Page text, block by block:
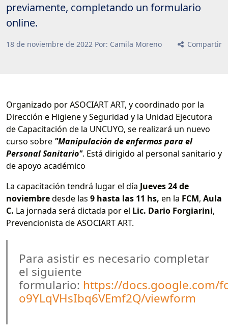
previamente, completando un formulario
online.
18 de noviembre de 2022 Por: Camila Moreno Compartir
Organizado por ASOCIART ART, y coordinado por la
Dirección e Higiene y Seguridad y la Unidad Ejecutora
de Capacitación de la UNCUYO, se realizará un nuevo
curso sobre "Manipulación de enfermos para el
Personal Sanitario". Está dirigido al personal sanitario y
de apoyo académico
La capacitación tendrá lugar el día Jueves 24 de
noviembredesde las 9 hasta las 11 hs, en la FCM, Aula
C. La jornada será dictada por el Lic. Dario Forgiarini,
Prevencionista de ASOCIART ART.
Para asistir es necesario completar
el siguiente
formulario: https://docs.google.com/
o9YLqVHsIbq6VEmf2Q/viewform